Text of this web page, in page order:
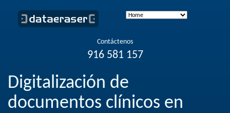
Contáctenos
916 581 157
Digitalización de
documentos clínicos en